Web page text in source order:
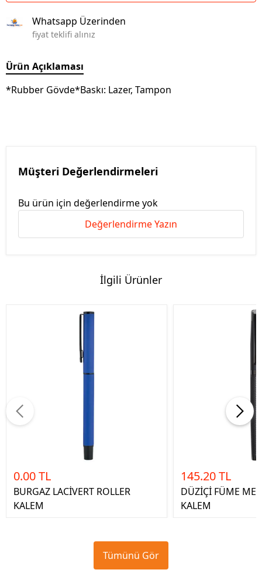
Whatsapp Üzerinden
fiyat teklifi alınız
Ürün Açıklaması
*Rubber Gövde*Baskı: Lazer, Tampon
Müşteri Değerlendirmeleri
Bu ürün için değerlendirme yok
Değerlendirme Yazın
İlgili Ürünler
0.00 TL
BURGAZ LACİVERT ROLLER
KALEM
145.20 TL
DÜZİÇİ FÜME
KALEM
Tümünü Gör